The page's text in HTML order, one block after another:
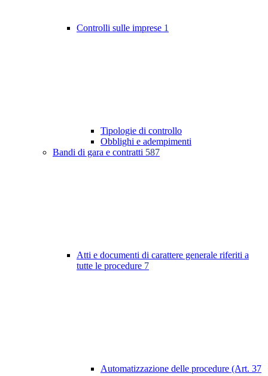
Controlli sulle imprese 1
Tipologie di controllo
Obblighi e adempimenti
Bandi di gara e contratti 587
Atti e documenti di carattere generale riferiti a
tutte le procedure 7
Automatizzazione delle procedure (Art. 37